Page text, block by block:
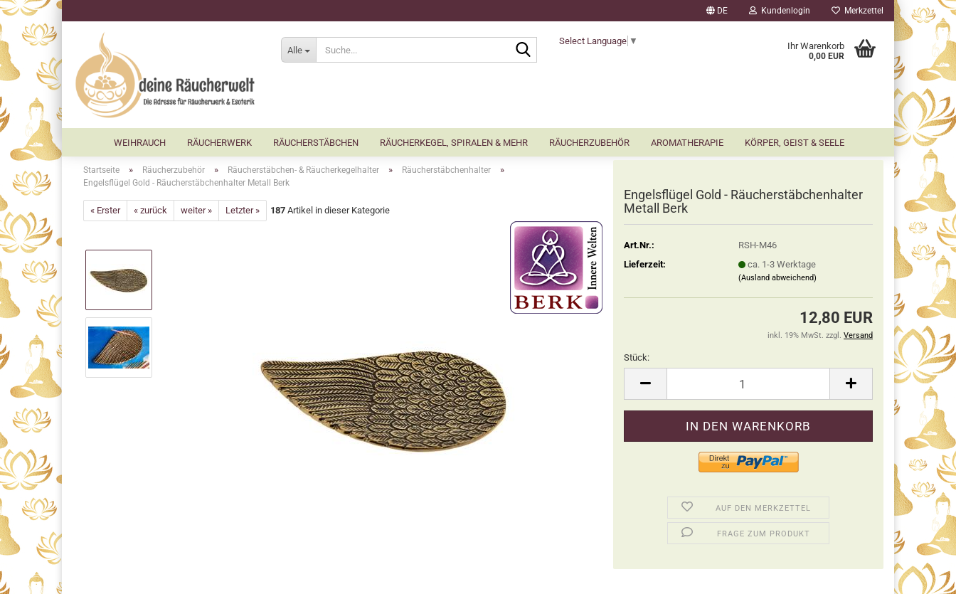
DE Kundenlogin Merkzettel
Alle
Suche...Select Language ▼ Ihr Warenkorb
0,00 EUR
WEIHRAUCH RÄUCHERWERK RÄUCHERSTÄBCHEN RÄUCHERKEGEL, SPIRALEN & MEHR RÄUCHERZUBEHÖR AROMATHERAPIE KÖRPER, GEIST & SEELE
Startseite » Räucherzubehör » Räucherstäbchen- & Räucherkegelhalter » Räucherstäbchenhalter »
Engelsflügel Gold - Räucherstäbchenhalter Metall Berk
« Erster « zurück weiter » Letzter » 187 Artikel in dieser Kategorie
Engelsflügel Gold - Räucherstäbchenhalter
Metall Berk
Art.Nr.:
RSH-M46
Lieferzeit:
ca. 1-3 Werktage
(Ausland abweichend)
12,80 EUR
inkl. 19% MwSt. zzgl. Versand
Stück:
Stück
AUF DEN MERKZETTEL
FRAGE ZUM PRODUKT